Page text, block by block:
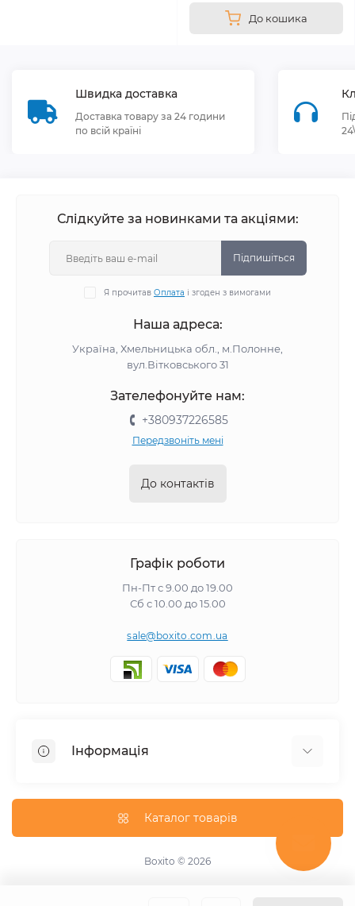
До кошика
Швидка доставка
Доставка товару за 24 години
по всій країні
Слідкуйте за новинками та акціями:
Підпишіться
Я прочитав Оплата і згоден з вимогами
Наша адреса:
Україна, Хмельницька обл., м.Полонне,
вул.Вітковського 31
Зателефонуйте нам:
+380937226585
Передзвоніть мені
До контактів
Графік роботи
Пн-Пт с 9.00 до 19.00
Сб с 10.00 до 15.00
sale@boxito.com.ua
Інформація
Про магазин
Каталог товарів
Boxito © 2026